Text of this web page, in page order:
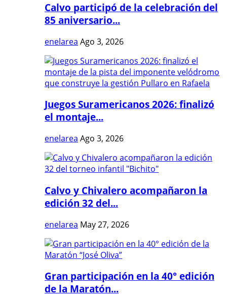
Calvo participó de la celebración del
85 aniversario...
enelarea Ago 3, 2026
Juegos Suramericanos 2026: finalizó
el montaje...
enelarea Ago 3, 2026
Calvo y Chivalero acompañaron la
edición 32 del...
enelarea May 27, 2026
Gran participación en la 40° edición
de la Maratón...